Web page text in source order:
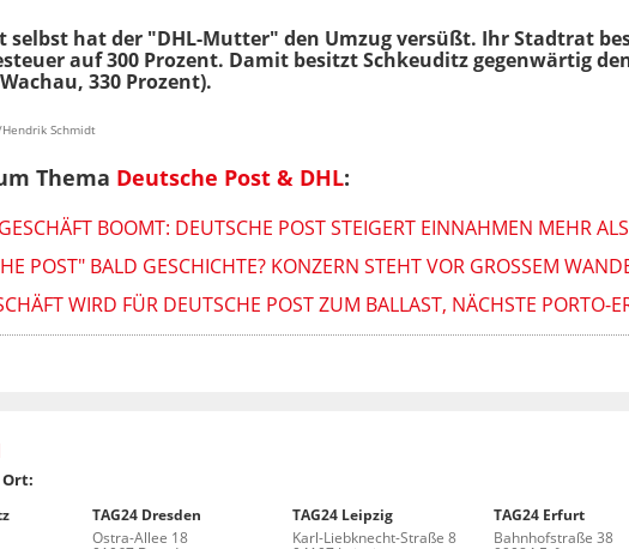
selbst hat der "DHL-Mutter" den Umzug versüßt. Ihr Stadtrat
auf 300 Prozent. Damit besitzt Schkeuditz gegenwärtig
330 Prozent).
Schmidt
Thema Deutsche Post & DHL:
BOOMT: DEUTSCHE POST STEIGERT EINNAHMEN MEHR
POST" BALD GESCHICHTE? KONZERN STEHT VOR GROSSEM
WIRD FÜR DEUTSCHE POST ZUM BALLAST, NÄCHSTE PORTO-
TAG24 Dresden
Ostra-Allee 18
TAG24 Leipzig
Karl-Liebknecht-Straße 8
TAG24 Erfurt
Bahnhofstraße 38